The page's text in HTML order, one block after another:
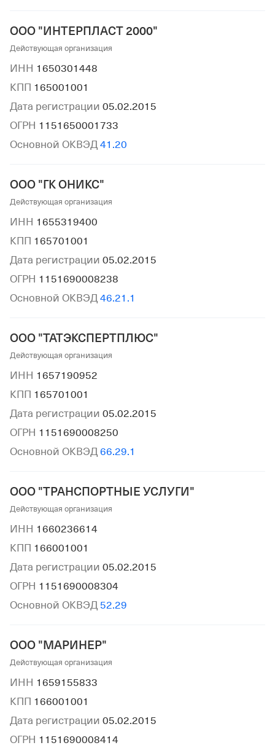
ООО "ИНТЕРПЛАСТ 2000"
Действующая организация
ИНН 1650301448
КПП 165001001
Дата регистрации 05.02.2015
ОГРН 1151650001733
Основной ОКВЭД 41.20
ООО "ГК ОНИКС"
Действующая организация
ИНН 1655319400
КПП 165701001
Дата регистрации 05.02.2015
ОГРН 1151690008238
Основной ОКВЭД 46.21.1
ООО "ТАТЭКСПЕРТПЛЮС"
Действующая организация
ИНН 1657190952
КПП 165701001
Дата регистрации 05.02.2015
ОГРН 1151690008250
Основной ОКВЭД 66.29.1
ООО "ТРАНСПОРТНЫЕ УСЛУГИ"
Действующая организация
ИНН 1660236614
КПП 166001001
Дата регистрации 05.02.2015
ОГРН 1151690008304
Основной ОКВЭД 52.29
ООО "МАРИНЕР"
Действующая организация
ИНН 1659155833
КПП 166001001
Дата регистрации 05.02.2015
ОГРН 1151690008414